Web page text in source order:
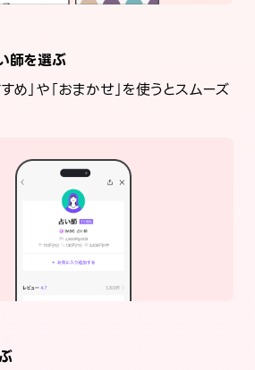
師を選ぶ
め」や「おまかせ」を使うとスムーズ